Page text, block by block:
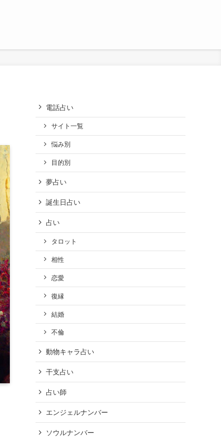
電話占い
サイト一覧
悩み別
目的別
夢占い
誕生日占い
占い
タロット
相性
恋愛
復縁
結婚
不倫
動物キャラ占い
干支占い
占い師
エンジェルナンバー
ソウルナンバー